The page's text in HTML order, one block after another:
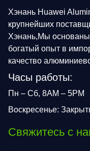
Хэнань Huawei
крупнейших
Хэнань,Мы
богатый опыт в
качество
Часы работы:
Пн – Сб, 8AM – 5PM
Воскресенье:
Свяжитесь с